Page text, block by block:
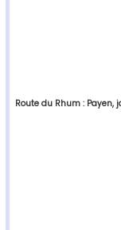
Route du Rhum :